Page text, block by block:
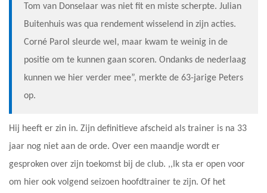
Tom van Donselaar was niet fit en miste scherpte. Julian
Buitenhuis was qua rendement wisselend in zijn acties.
Corné Parol sleurde wel, maar kwam te weinig in de
positie om te kunnen gaan scoren. Ondanks de nederlaag
kunnen we hier verder mee”, merkte de 63-jarige Peters
op.
Hij heeft er zin in. Zijn definitieve afscheid als trainer is na 33
jaar nog niet aan de orde. Over een maandje wordt er
gesproken over zijn toekomst bij de club. ,,Ik sta er open voor
om hier ook volgend seizoen hoofdtrainer te zijn. Of het